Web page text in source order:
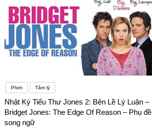
Phim Tâm lý
Nhật Ký Tiểu Thư Jones 2: Bên Lề Lý Luận –
Bridget Jones: The Edge Of Reason – Phụ đề
song ngữ